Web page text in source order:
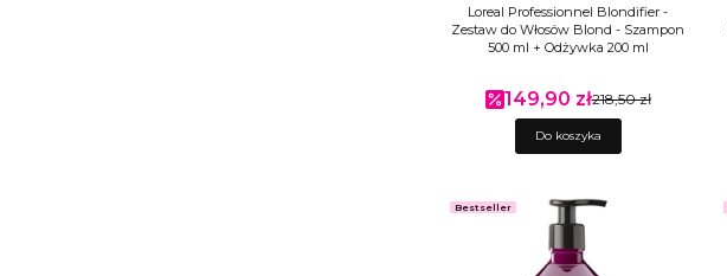
Loreal Professionnel Blondifier -
Zestaw do Włosów Blond - Szampon
500 ml + Odżywka 200 ml
Cena promocyjna
149,90 zł218,50 zł
Do koszyka
Bestseller